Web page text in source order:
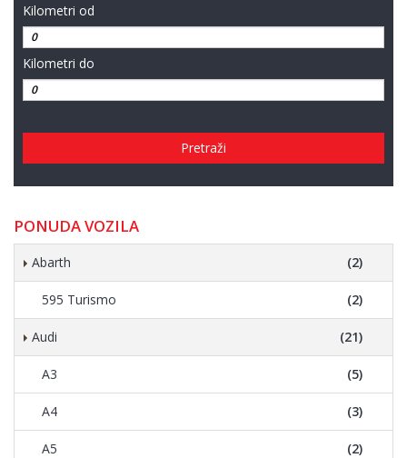
Kilometri od
Kilometri do
Pretraži
PONUDA VOZILA
Abarth (2)
595 Turismo (2)
Audi (21)
A3 (5)
A4 (3)
A5 (2)